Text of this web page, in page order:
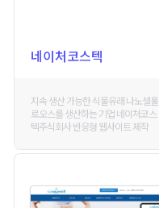
네이처코스텍
지속 생산 가능한 식물유래 나노셀룰
로오스를 생산하는 기업 네이처코스
텍주식회사 반응형 웹사이트 제작